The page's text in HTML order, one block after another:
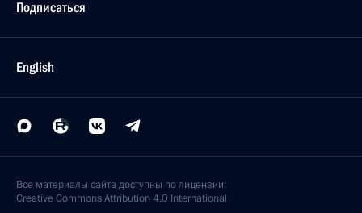
Подписаться
English
Все материалы сайта доступны по лицензии:
Creative Commons Attribution 4.0 International